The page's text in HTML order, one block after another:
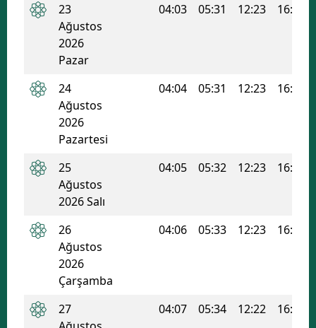
23
Ağustos
2026
Pazar
04:03 05:31 12:23 16:06
24
Ağustos
2026
Pazartesi
04:04 05:31 12:23 16:05
25
Ağustos
2026 Salı
04:05 05:32 12:23 16:05
26
Ağustos
2026
Çarşamba
04:06 05:33 12:23 16:04
27
04:07 05:34 12:22 16:03